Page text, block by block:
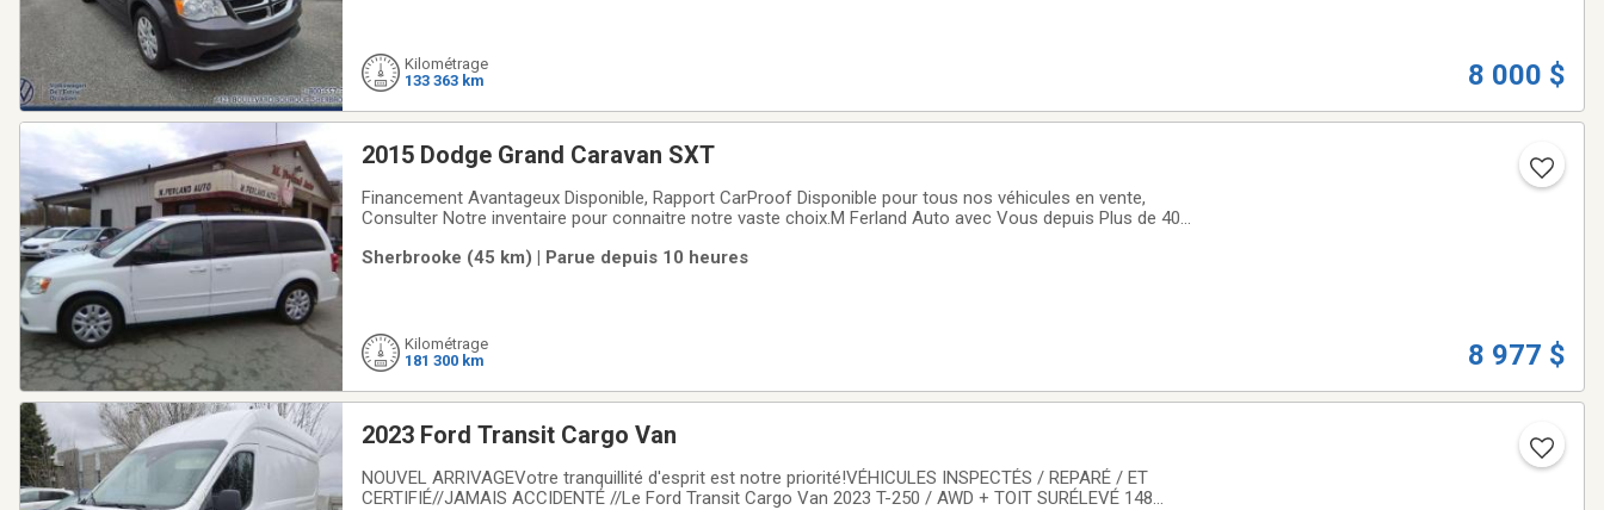
Kilométrage
133 363 km
8 000 $
2015 Dodge Grand Caravan SXT
Financement Avantageux Disponible, Rapport CarProof Disponible pour tous nos véhicules en vente,
Consulter Notre inventaire pour connaitre notre vaste choix.M Ferland Auto avec Vous depuis Plus de 40
Sherbrooke (45 km) | Parue depuis 10 heures
Kilométrage
181 300 km
8 977 $
2023 Ford Transit Cargo Van
NOUVEL ARRIVAGEVotre tranquillité d'esprit est notre priorité!VÉHICULES INSPECTÉS / REPARÉ / ET
CERTIFIÉ//JAMAIS ACCIDENTÉ //Le Ford Transit Cargo Van 2023 T-250 / AWD + TOIT SURÉLEVÉ 148